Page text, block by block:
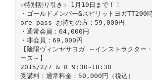
☆特別割り引き☆ 1月10日まで！！
・ゴールドメンバー&スピリットヨガTT200
ore pass お持ちの方：59,000円
・通常会員：64,000円
・非会員：69,000円
【陰陽ヴィンヤサヨガ ～インストラクター
ース～】
2015/2/7 & 8 9:30~18:30
受講料：通常料金：50,000円（税込）